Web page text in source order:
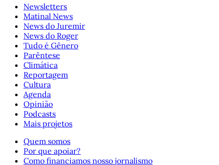
Newsletters
Matinal News
News do Juremir
News do Roger
Tudo é Gênero
Parêntese
Climática
Reportagem
Cultura
Agenda
Opinião
Podcasts
Mais projetos
Quem somos
Por que apoiar?
Como financiamos nosso jornalismo